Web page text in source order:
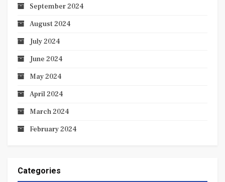
September 2024
August 2024
July 2024
June 2024
May 2024
April 2024
March 2024
February 2024
Categories